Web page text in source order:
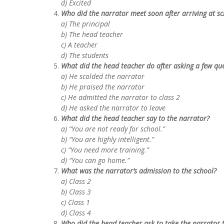
d) Excited
Who did the narrator meet soon after arriving at
a) The principal
b) The head teacher
c) A teacher
d) The students
What did the head teacher do after asking a few
a) He scolded the narrator
b) He praised the narrator
c) He admitted the narrator to class 2
d) He asked the narrator to leave
What did the head teacher say to the narrator?
a) “You are not ready for school.”
b) “You are highly intelligent.”
c) “You need more training.”
d) “You can go home.”
What was the narrator’s admission to the school?
a) Class 2
b) Class 3
c) Class 1
d) Class 4